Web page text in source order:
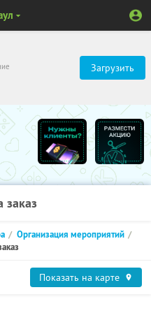
Загрузить
заказ
Организация мероприятий
Показать на карте